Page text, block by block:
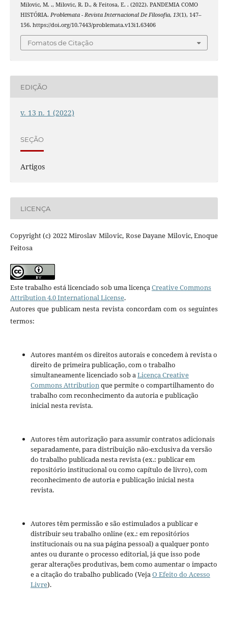
Milovic, M. ., Milovic, R. D., & Feitosa, E. . (2022). PANDEMIA COMO
HISTÓRIA. Problemata - Revista Internacional De Filosofia, 13(1), 147–
156. https://doi.org/10.7443/problemata.v13i1.63406
Fomatos de Citação
EDIÇÃO
v. 13 n. 1 (2022)
SEÇÃO
Artigos
LICENÇA
Copyright (c) 2022 Miroslav Milovic, Rose Dayane Milovic, Enoque
Feitosa
Este trabalho está licenciado sob uma licençaCreative Commons
Attribution 4.0 International License.
Autores que publicam nesta revista concordam com os seguintes
termos:
Autores mantém os direitos autorais e concedem à revista o
direito de primeira publicação, com o trabalho
simultaneamente licenciado sob aLicença Creative
Commons Attributionque permite o compartilhamento do
trabalho com reconhecimento da autoria e publicação
inicial nesta revista.
Autores têm autorização para assumir contratos adicionais
separadamente, para distribuição não-exclusiva da versão
do trabalho publicada nesta revista (ex.: publicar em
repositório institucional ou como capítulo de livro), com
reconhecimento de autoria e publicação inicial nesta
revista.
Autores têm permissão e são estimulados a publicar e
distribuir seu trabalho online (ex.: em repositórios
institucionais ou na sua página pessoal) a qualquer ponto
antes ou durante o processo editorial, já que isso pode
gerar alterações produtivas, bem como aumentar o impacto
e a citação do trabalho publicado (VejaO Efeito do Acesso
Livre).